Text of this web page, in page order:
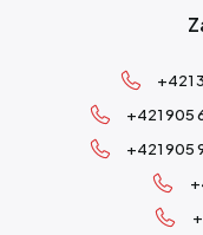
+421
+421 905
+421 905